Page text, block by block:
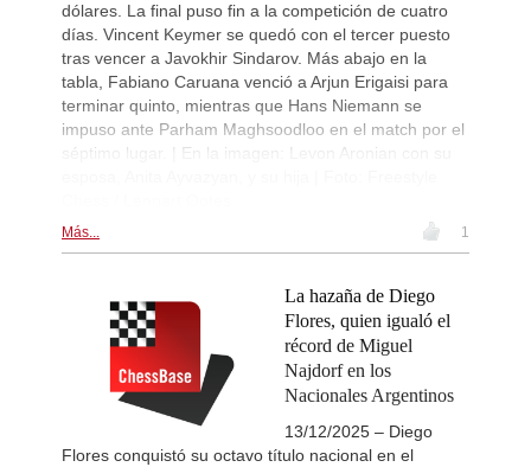
dólares. La final puso fin a la competición de cuatro
días. Vincent Keymer se quedó con el tercer puesto
tras vencer a Javokhir Sindarov. Más abajo en la
tabla, Fabiano Caruana venció a Arjun Erigaisi para
terminar quinto, mientras que Hans Niemann se
impuso ante Parham Maghsoodloo en el match por el
séptimo lugar. | En la imagen: Levon Aronian con su
Más... 1
La hazaña de Diego
Flores, quien igualó el
récord de Miguel
Najdorf en los
Nacionales Argentinos
13/12/2025 – Diego
Flores conquistó su octavo título nacional en el